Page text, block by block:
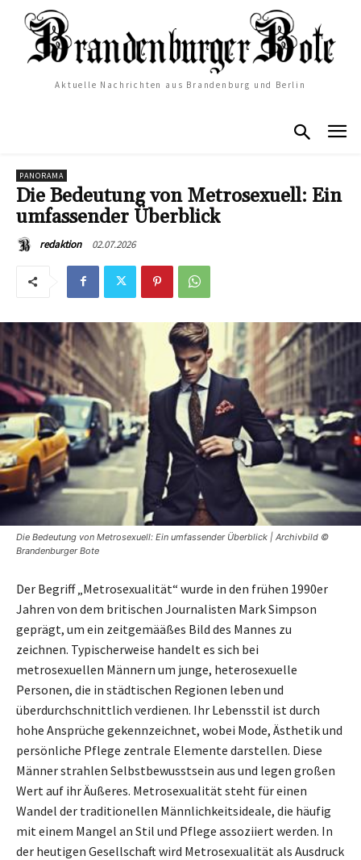
Aktuelle Nachrichten aus Brandenburg und Berlin
PANORAMA
Die Bedeutung von Metrosexuell: Ein
umfassender Überblick
redaktion 02.07.2026
Die Bedeutung von Metrosexuell: Ein umfassender Überblick | Archivbild ©
Brandenburger Bote
Der Begriff „Metrosexualität“ wurde in den frühen 1990er
Jahren von dem britischen Journalisten Mark Simpson
geprägt, um ein zeitgemääßes Bild des Mannes zu
zeichnen. Typischerweise handelt es sich bei
metrosexuellen Männern um junge, heterosexuelle
Personen, die in städtischen Regionen leben und
überdurchschnittlich verdienen. Ihr Lebensstil ist durch
hohe Ansprüche gekennzeichnet, wobei Mode, Ästhetik und
persönliche Pflege zentrale Elemente darstellen. Diese
Männer strahlen Selbstbewusstsein aus und legen großen
Wert auf ihr Äußeres. Metrosexualität steht für einen
Wandel der traditionellen Männlichkeitsideale, die häufig
mit einem Mangel an Stil und Pflege assoziiert werden. In
der heutigen Gesellschaft wird Metrosexualität als Ausdruck